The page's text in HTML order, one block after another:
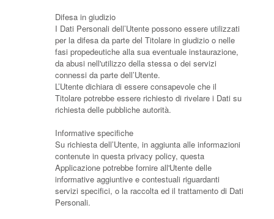
Difesa in giudizio
I Dati Personali dell’Utente possono essere utilizzati
per la difesa da parte del Titolare in giudizio o nelle
fasi propedeutiche alla sua eventuale instaurazione,
da abusi nell'utilizzo della stessa o dei servizi
connessi da parte dell’Utente.
L’Utente dichiara di essere consapevole che il
Titolare potrebbe essere richiesto di rivelare i Dati su
richiesta delle pubbliche autorità.
Informative specifiche
Su richiesta dell’Utente, in aggiunta alle informazioni
contenute in questa privacy policy, questa
Applicazione potrebbe fornire all'Utente delle
informative aggiuntive e contestuali riguardanti
servizi specifici, o la raccolta ed il trattamento di Dati
Personali.